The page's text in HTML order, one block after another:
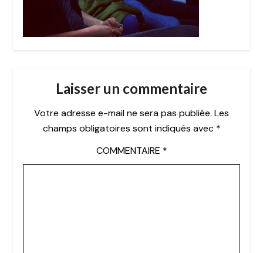
Laisser un commentaire
Votre adresse e-mail ne sera pas publiée. Les
champs obligatoires sont indiqués avec *
COMMENTAIRE *